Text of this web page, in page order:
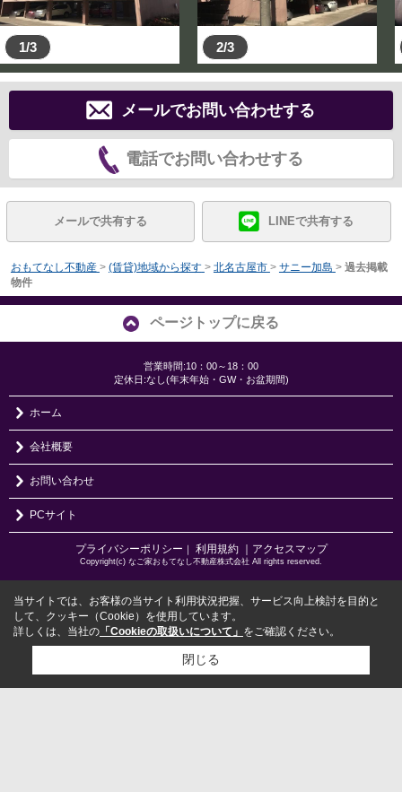
1/3 2/3
メールでお問い合わせする
電話でお問い合わせする
メールで共有する LINEで共有する
おもてなし不動産 > (賃貸)地域から探す > 北名古屋市 > サニー加島 > 過去掲載
物件
ページトップに戻る
営業時間:10：00～18：00
定休日:なし(年末年始・GW・お盆期間)
ホーム
会社概要
お問い合わせ
PCサイト
プライバシーポリシー ｜ 利用規約 ｜アクセスマップ
Copyright(c) なご家おもてなし不動産株式会社 All rights reserved.
当サイトでは、お客様の当サイト利用状況把握、サービス向上検討を目的と
して、クッキー（Cookie）を使用しています。
詳しくは、当社の 「Cookieの取扱いについて」 をご確認ください。
閉じる